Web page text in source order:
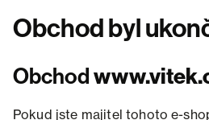
Obchod byl
Obchod
Pokud jste majitel tohoto e-